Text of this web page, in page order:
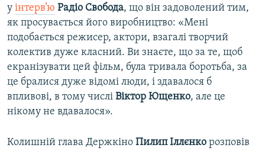
у інтерв’ю Радіо Свобода, що він задоволений тим,
як просувається його виробництво: «Мені
подобається режисер, актори, взагалі творчий
колектив дуже класний. Ви знаєте, що за те, щоб
екранізувати цей фільм, була тривала боротьба, за
це бралися дуже відомі люди, і здавалося б
впливові, в тому числі Віктор Ющенко, але це
нікому не вдавалося».
Колишній глава Держкіно Пилип Іллєнко розповів